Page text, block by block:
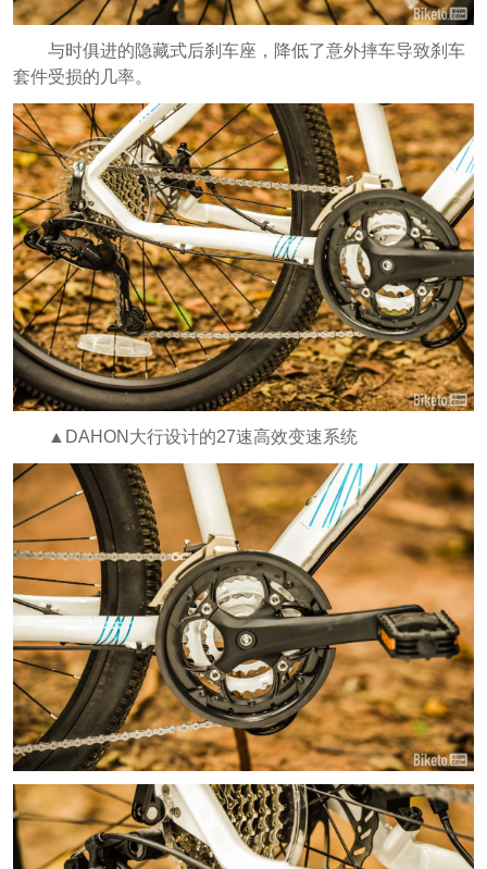
与时俱进的隐藏式后刹车座，降低了意外摔车导致刹车
套件受损的几率。
▲DAHON大行设计的27速高效变速系统